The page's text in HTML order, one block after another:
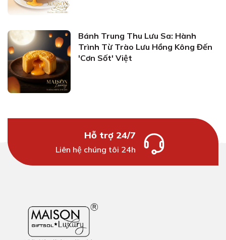
Bánh Trung Thu Lưu Sa: Hành
Trình Từ Trào Lưu Hồng Kông Đến
'Cơn Sốt' Việt
Hỗ trợ 24/7
Liên hệ chúng tôi 24h